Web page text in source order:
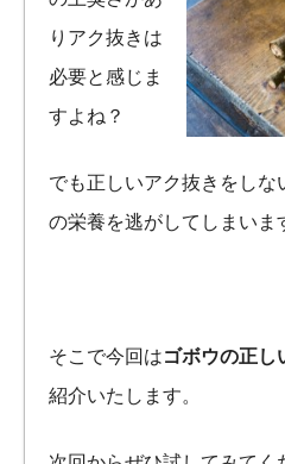
りアク抜きは
必要と感じま
すよね？
でも正しいアク抜きをしな
の栄養を逃がしてしまいま
そこで今回はゴボウの正し
紹介いたします。